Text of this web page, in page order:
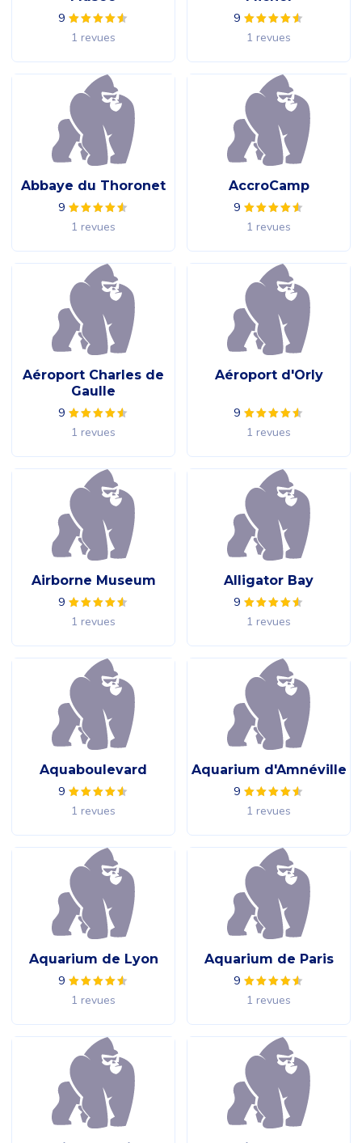
9
1 revues
9
1 revues
Abbaye du Thoronet
9
1 revues
AccroCamp
9
1 revues
Aéroport Charles de
Gaulle
9
1 revues
Aéroport d'Orly
9
1 revues
Airborne Museum
9
1 revues
Alligator Bay
9
1 revues
Aquaboulevard
9
1 revues
Aquarium d'Amnéville
9
1 revues
Aquarium de Lyon
9
1 revues
Aquarium de Paris
9
1 revues